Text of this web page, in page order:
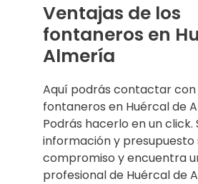
Ventajas de los
fontaneros en
Almería
Aquí podrás contactar con
fontaneros en Huércal de
Podrás hacerlo en un click.
información y presupuesto
compromiso y encuentra
profesional de Huércal de